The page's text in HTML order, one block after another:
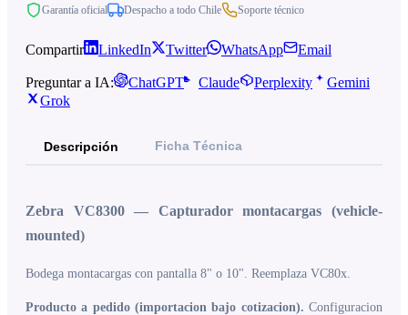
Garantía oficial Despacho a todo Chile Soporte técnico
Compartir LinkedIn Twitter WhatsApp Email
Preguntar a IA: ChatGPT Claude Perplexity
Gemini
Grok
Descripción Ficha Técnica
Zebra VC8300 — Capturador montacargas (vehicle-
mounted)
Bodega montacargas con pantalla 8" o 10". Reemplaza VC80x.
Producto a pedido (importacion bajo cotizacion). Configuracion